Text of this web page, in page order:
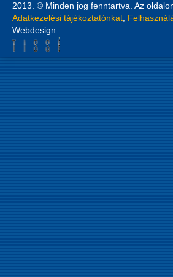
2013. © Minden jog fenntartva. Az
Adatkezelési tájékoztatónkat
Webdesign: